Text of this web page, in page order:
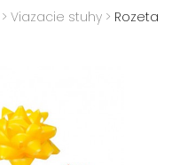
> Viazacie stuhy > Rozeta